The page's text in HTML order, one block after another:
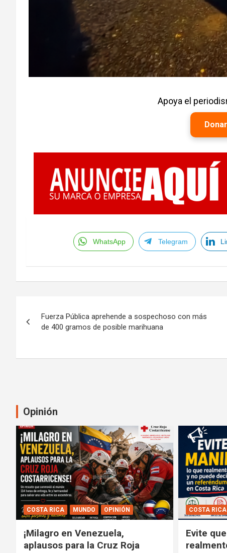
Apoya el
WhatsApp Telegram
de
Fuerza Pública aprehende a sospechoso con más
de 400 gramos de posible marihuana
Opinión
COSTA RICA MUNDO OPINIÓN
¡Milagro en Venezuela,
aplausos para la Cruz Roja
COSTA RICA
Evite